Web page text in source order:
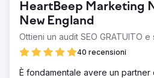
HeartBeep Marketing
New England
Ottieni un audit SEO GRATUITO
40 recensioni
È fondamentale avere un